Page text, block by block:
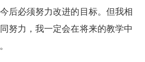
后必须努力改进的目标。但我相
努力，我一定会在将来的教学中